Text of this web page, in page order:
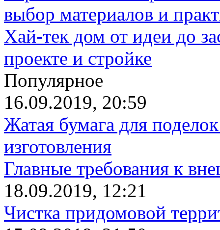
выбор материалов и
Хай-тек дом от идеи до
проекте и стройке
Популярное
16.09.2019, 20:59
Жатая бумага для
изготовления
Главные требования к
18.09.2019, 12:21
Чистка придомовой